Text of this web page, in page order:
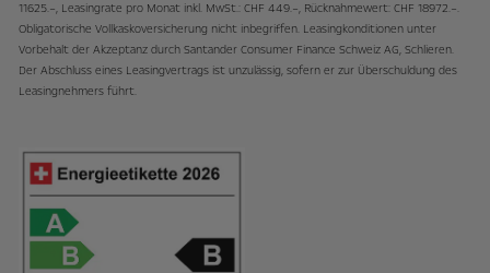
11625.–, Leasingrate pro Monat inkl. MwSt.: CHF 449.–, Rücknahmewert: CHF 18972.–.
Obligatorische Vollkaskoversicherung nicht inbegriffen. Leasingkonditionen unter
Vorbehalt der Akzeptanz durch Santander Consumer Finance Schweiz AG, Schlieren.
Der Abschluss eines Leasingvertrags ist unzulässig, sofern er zur Überschuldung des
Leasingnehmers führt.